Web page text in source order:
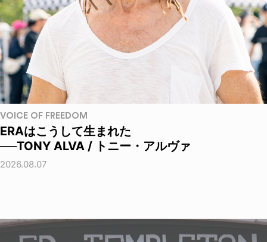
VOICE OF FREEDOM
ERAはこうして生まれた
──TONY ALVA / トニー・アルヴァ
2026.08.07